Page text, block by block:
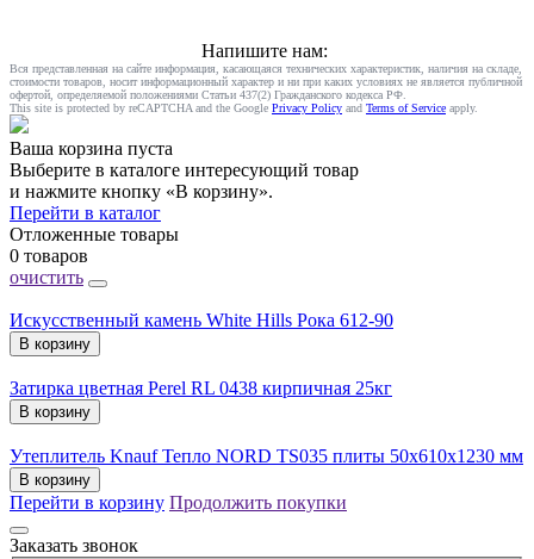
Напишите нам:
Вся представленная на сайте информация, касающаяся технических характеристик, наличия на складе,
стоимости товаров, носит информационный характер и ни при каких условиях не является публичной
офертой, определяемой положениями Статьи 437(2) Гражданского кодекса РФ.
This site is protected by reCAPTCHA and the Google Privacy Policy and Terms of Service apply.
Ваша корзина пуста
Выберите в каталоге интересующий товар
и нажмите кнопку «В корзину».
Перейти в каталог
Отложенные товары
0 товаров
очистить
Искусственный камень White Hills Рока 612-90
В корзину
Затирка цветная Perel RL 0438 кирпичная 25кг
В корзину
Утеплитель Knauf Тепло NORD TS035 плиты 50х610х1230 мм
В корзину
Перейти в корзину Продолжить покупки
Заказать звонок